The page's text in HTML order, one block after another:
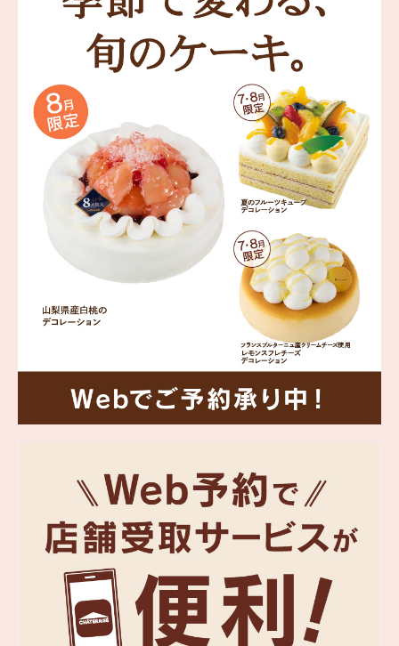
岳や末広がりを意味す
つ時」という意味を込
。雄大な八ヶ岳山麓の自
れる、こだわりのスイー
UAE
Thailand